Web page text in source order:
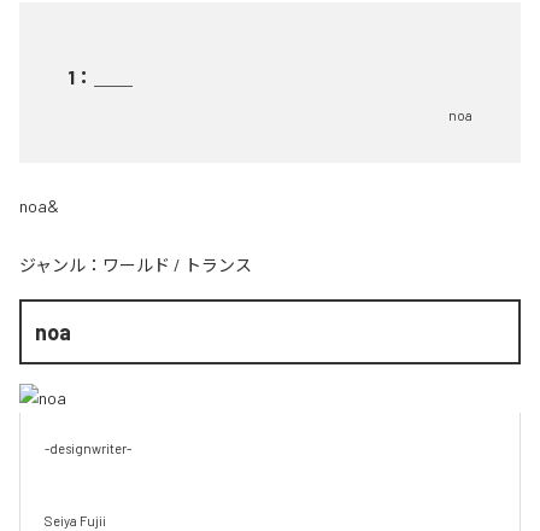
1 ：
noa
noa&
ジャンル： ワールド / トランス
noa
-designwriter-
Seiya Fujii